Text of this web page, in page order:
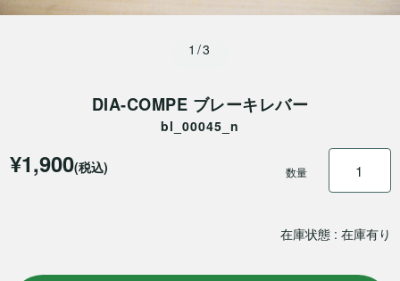
1/3
DIA-COMPE ブレーキレバー
bl_00045_n
在庫状態 : 在庫有り
¥1,900(税込) 数量